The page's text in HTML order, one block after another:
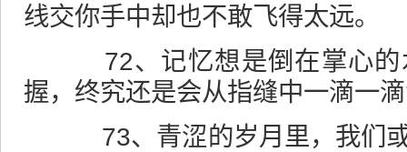
线交你手中却也不敢飞得太远。
72、记忆想是倒在掌心的
握，终究还是会从指缝中一滴一
73、青涩的岁月里，我们或